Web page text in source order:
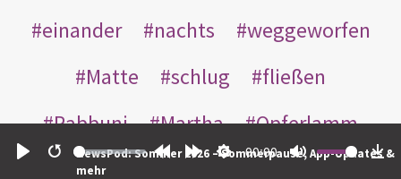
Restart
00:00
NewsPod: Sommer 2026 – Sommerpause, App-Updates &
mehr
einander
nachts
weggeworfen
Matte
schlug
fließen
Rabbuni
Martha
Opferlamm
gewaschen
jüdischen